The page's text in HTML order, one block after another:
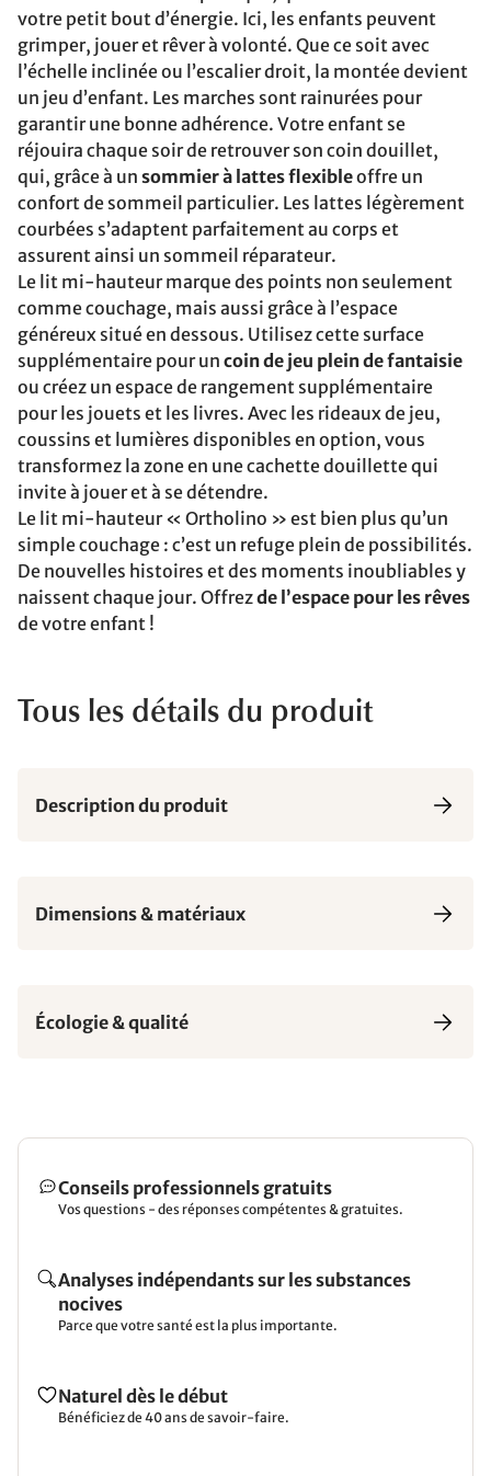
votre petit bout d’énergie. Ici, les enfants peuvent
grimper, jouer et rêver à volonté. Que ce soit avec
l’échelle inclinée ou l’escalier droit, la montée devient
un jeu d’enfant. Les marches sont rainurées pour
garantir une bonne adhérence. Votre enfant se
réjouira chaque soir de retrouver son coin douillet,
qui, grâce à un sommier à lattes flexibleoffre un
confort de sommeil particulier. Les lattes légèrement
courbées s’adaptent parfaitement au corps et
assurent ainsi un sommeil réparateur.
Le lit mi-hauteur marque des points non seulement
comme couchage, mais aussi grâce à l’espace
généreux situé en dessous. Utilisez cette surface
supplémentaire pour un coin de jeu plein de fantaisie
ou créez un espace de rangement supplémentaire
pour les jouets et les livres. Avec les rideaux de jeu,
coussins et lumières disponibles en option, vous
transformez la zone en une cachette douillette qui
invite à jouer et à se détendre.
Le lit mi-hauteur « Ortholino » est bien plus qu’un
simple couchage : c’est un refuge plein de possibilités.
De nouvelles histoires et des moments inoubliables y
naissent chaque jour. Offrezde l’espace pour les rêves
de votre enfant !
Tous les détails du produit
Description du produit
Dimensions & matériaux
Écologie & qualité
Conseils professionnels gratuits
Vos questions - des réponses compétentes & gratuites.
Analyses indépendants sur les substances
nocives
Parce que votre santé est la plus importante.
Naturel dès le début
Bénéficiez de 40 ans de savoir-faire.